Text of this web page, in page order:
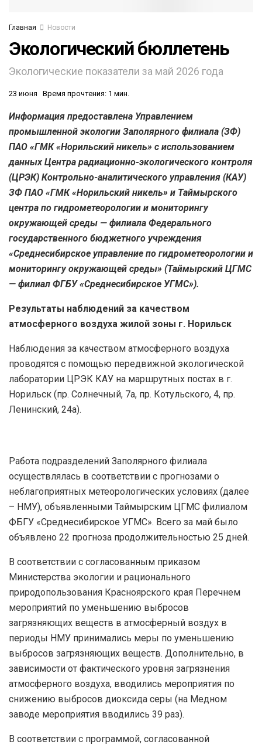
Главная Новости
Экологический бюллетень
Экологические показатели за май 2026 года
23 июня Время прочтения: 1 мин.
Информация предоставлена Управлением
промышленной экологии Заполярного филиала (ЗФ)
ПАО «ГМК «Норильский никель» с использованием
данных Центра радиационно-экологического контроля
(ЦРЭК) Контрольно-аналитического управления (КАУ)
ЗФ ПАО «ГМК «Норильский никель» и Таймырского
центра по гидрометеорологии и мониторингу
окружающей среды — филиала Федерального
государственного бюджетного учреждения
«Среднесибирское управление по гидрометеорологии и
мониторингу окружающей среды» (Таймырский ЦГМС
— филиал ФГБУ «Среднесибирское УГМС»).
Результаты наблюдений за качеством
атмосферного воздуха жилой зоны г. Норильск
Наблюдения за качеством атмосферного воздуха
проводятся с помощью передвижной экологической
лаборатории ЦРЭК КАУ на маршрутных постах в г.
Норильск (пр. Солнечный, 7а, пр. Котульского, 4, пр.
Ленинский, 24а).
Работа подразделений Заполярного филиала
осуществлялась в соответствии с прогнозами о
неблагоприятных метеорологических условиях (далее
– НМУ), объявленными Таймырским ЦГМС филиалом
ФБГУ «Среднесибирское УГМС». Всего за май было
объявлено 22 прогноза продолжительностью 25 дней.
В соответствии с согласованным приказом
Министерства экологии и рационального
природопользования Красноярского края Перечнем
мероприятий по уменьшению выбросов
загрязняющих веществ в атмосферный воздух в
периоды НМУ принимались меры по уменьшению
выбросов загрязняющих веществ. Дополнительно, в
зависимости от фактического уровня загрязнения
атмосферного воздуха, вводились мероприятия по
снижению выбросов диоксида серы (на Медном
заводе мероприятия вводились 39 раз).
В соответствии с программой, согласованной